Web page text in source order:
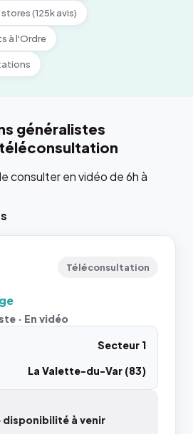
stores (125k avis)
à l'Ordre
généralistes
consulter en vidéo de 6h à
Téléconsultation
· En vidéo
Secteur 1
La Valette-du-Var (83)
disponibilité à venir